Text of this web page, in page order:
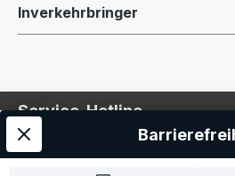
Inverkehrbringer
Service-Hotline
Service